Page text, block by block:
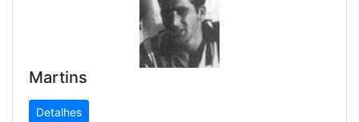
Martins
Detalhes